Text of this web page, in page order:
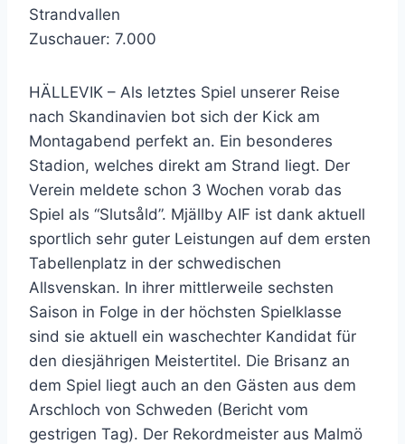
Strandvallen
Zuschauer: 7.000
HÄLLEVIK – Als letztes Spiel unserer Reise
nach Skandinavien bot sich der Kick am
Montagabend perfekt an. Ein besonderes
Stadion, welches direkt am Strand liegt. Der
Verein meldete schon 3 Wochen vorab das
Spiel als “Slutsåld”. Mjällby AIF ist dank aktuell
sportlich sehr guter Leistungen auf dem ersten
Tabellenplatz in der schwedischen
Allsvenskan. In ihrer mittlerweile sechsten
Saison in Folge in der höchsten Spielklasse
sind sie aktuell ein waschechter Kandidat für
den diesjährigen Meistertitel. Die Brisanz an
dem Spiel liegt auch an den Gästen aus dem
Arschloch von Schweden (Bericht vom
gestrigen Tag). Der Rekordmeister aus Malmö